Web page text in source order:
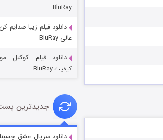
عملیات آپارتمان
BluRay
دانلود فیلم زیبا صدایم
عالی BluRay
دانلود فیلم کوکتل
کیفیت BluRay
جدیدترین